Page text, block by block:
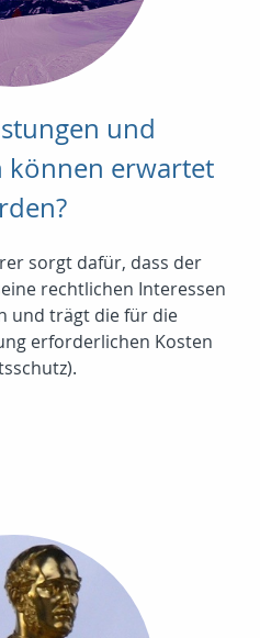
und
können erwartet
sorgt dafür, dass der
rechtlichen Interessen
und trägt die für die
erforderlichen Kosten